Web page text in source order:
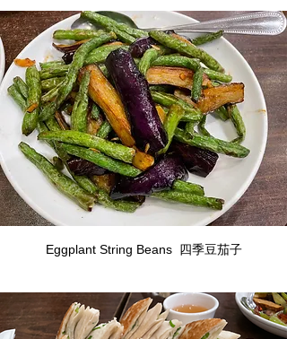
Eggplant String Beans  四季豆茄子